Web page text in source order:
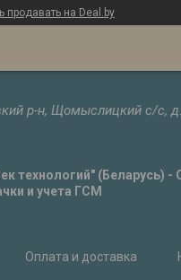
продавать на Deal.by
р-н, Щомыслицкий с/с,
технологий" (Беларусь) -
и учета ГСМ
Оплата и доставка